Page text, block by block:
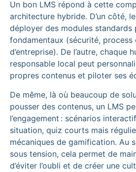
Un bon LMS répond à cette
architecture hybride. D’un côté,
déployer des modules standards
fondamentaux (sécurité, process
d’entreprise). De l’autre, chaque
responsable local peut
propres contenus et piloter ses
De même, là où beaucoup de
pousser des contenus, un LMS
l’engagement : scénarios
situation, quiz courts mais
mécaniques de gamification. Au
sous tension, cela permet de
d’éviter l’oubli et de créer une